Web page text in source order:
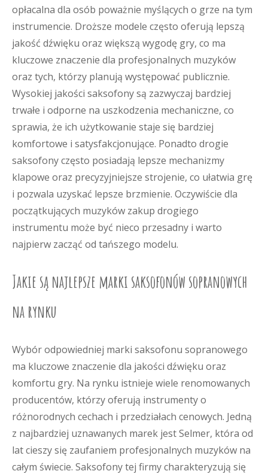
opłacalna dla osób poważnie myślących o grze na tym
instrumencie. Droższe modele często oferują lepszą
jakość dźwięku oraz większą wygodę gry, co ma
kluczowe znaczenie dla profesjonalnych muzyków
oraz tych, którzy planują występować publicznie.
Wysokiej jakości saksofony są zazwyczaj bardziej
trwałe i odporne na uszkodzenia mechaniczne, co
sprawia, że ich użytkowanie staje się bardziej
komfortowe i satysfakcjonujące. Ponadto drogie
saksofony często posiadają lepsze mechanizmy
klapowe oraz precyzyjniejsze strojenie, co ułatwia grę
i pozwala uzyskać lepsze brzmienie. Oczywiście dla
początkujących muzyków zakup drogiego
instrumentu może być nieco przesadny i warto
najpierw zacząć od tańszego modelu.
Jakie są najlepsze marki saksofonów sopranowych
na rynku
Wybór odpowiedniej marki saksofonu sopranowego
ma kluczowe znaczenie dla jakości dźwięku oraz
komfortu gry. Na rynku istnieje wiele renomowanych
producentów, którzy oferują instrumenty o
różnorodnych cechach i przedziałach cenowych. Jedną
z najbardziej uznawanych marek jest Selmer, która od
lat cieszy się zaufaniem profesjonalnych muzyków na
całym świecie. Saksofony tej firmy charakteryzują się